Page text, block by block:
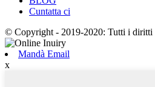
Cuntatta ci
© Copyright - 2019-2020: Tutti i diritti
Mandà Email
x